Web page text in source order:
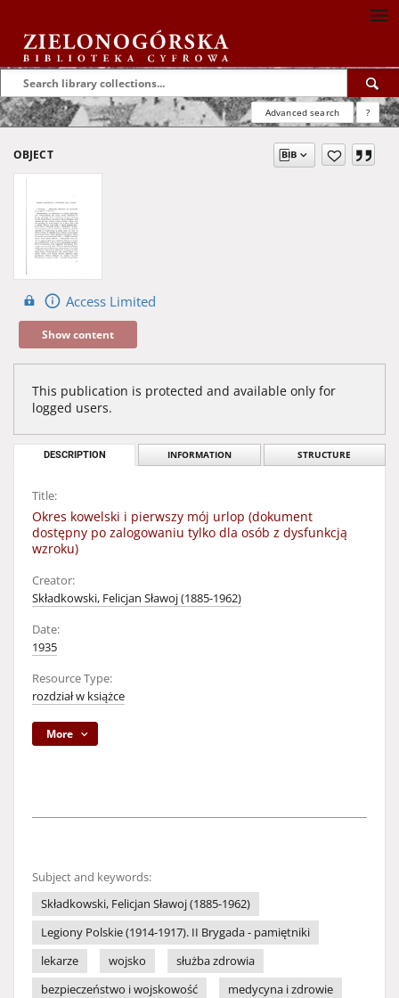
Advanced search ?
OBJECT
Access Limited
Show content
This publication is protected and available only for
logged users.
DESCRIPTION INFORMATION STRUCTURE
Title:
Okres kowelski i pierwszy mój urlop (dokument
dostępny po zalogowaniu tylko dla osób z dysfunkcją
wzroku)
Creator:
Składkowski, Felicjan Sławoj (1885-1962)
Date:
1935
Resource Type:
rozdział w książce
More
Subject and keywords:
Składkowski, Felicjan Sławoj (1885-1962)
Legiony Polskie (1914-1917). II Brygada - pamiętniki
lekarze
wojsko
służba zdrowia
bezpieczeństwo i wojskowość
medycyna i zdrowie